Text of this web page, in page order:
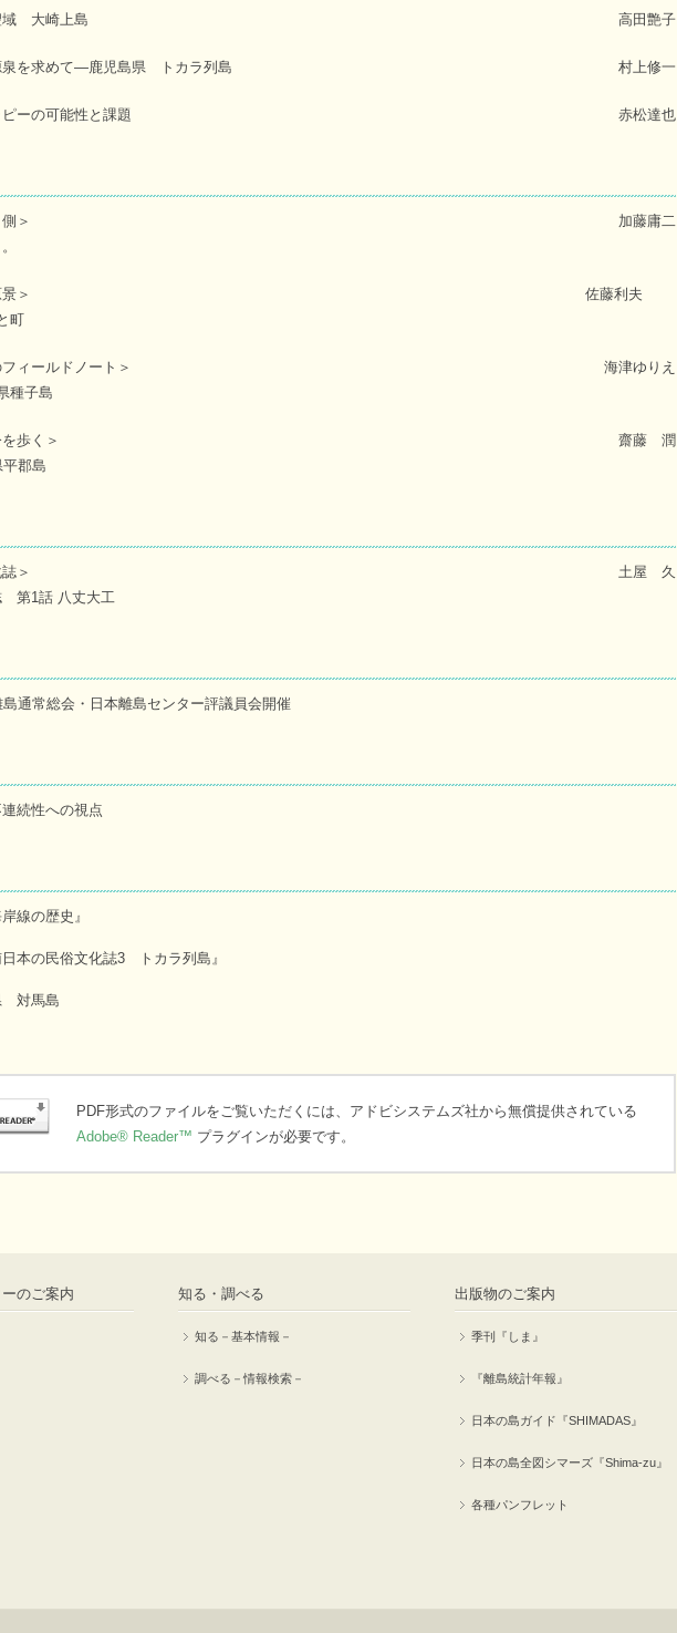
域 大崎上島 高田艶子
泉を求めて―鹿児島県 トカラ列島 村上修一
ーの可能性と課題 赤松達也
＞
加藤庸二
＞
町
佐藤利夫
ィールドノート＞
種子島
海津ゆりえ
歩く＞
郡島
齋藤 潤
＞
第1話 八丈大工
土屋 久
通常総会・日本離島センター評議員会開催
続性への視点
線の歴史』
本の民俗文化誌3 トカラ列島』
対馬島
PDF形式のファイルをご覧いただくには、アドビシステムズ社から無償提供されている
Adobe® Reader™ プラグインが必要です。
のご案内 知る・調べる
知る－基本情報－
調べる－情報検索－
出版物のご案内
季刊『しま』
『離島統計年報』
日本の島ガイド『SHIMADAS』
日本の島全図シマーズ『Shima-zu』
各種パンフレット